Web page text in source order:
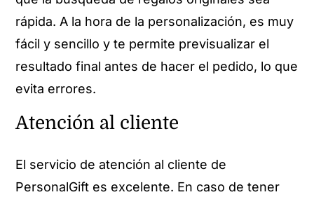
rápida. A la hora de la personalización, es muy
fácil y sencillo y te permite previsualizar el
resultado final antes de hacer el pedido, lo que
evita errores.
Atención al cliente
El servicio de atención al cliente de
PersonalGift es excelente. En caso de tener